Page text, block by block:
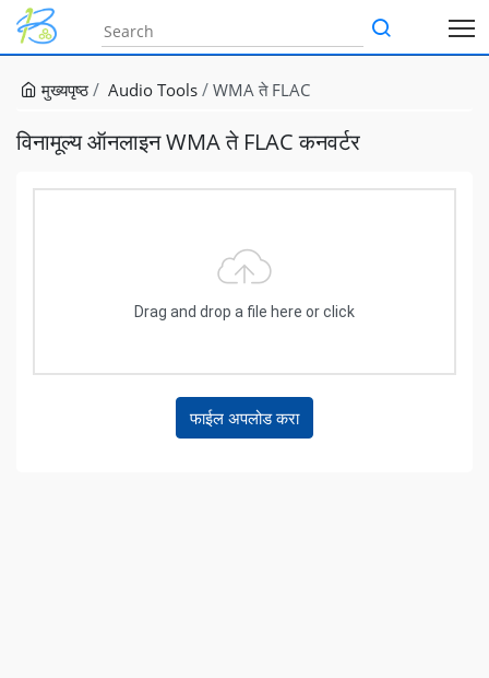
मुख्यपृष्ठ Audio Tools WMA ते FLAC
विनामूल्य ऑनलाइन WMA ते FLAC कनवर्टर
Drag and drop a file here or click